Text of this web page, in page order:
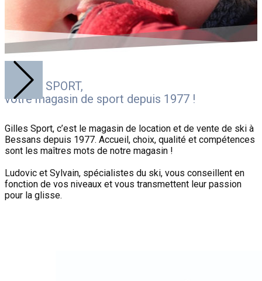
GILLES SPORT,
votre magasin de sport depuis 1977 !
Gilles Sport, c’est le magasin de location et de vente de ski à
Bessans depuis 1977. Accueil, choix, qualité et compétences
sont les maîtres mots de notre magasin !
Ludovic et Sylvain, spécialistes du ski, ​vous conseillent en
fonction de vos niveaux et vous transmettent leur passion
pour la glisse.